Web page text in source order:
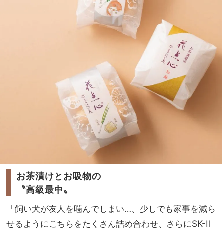
お茶漬けとお吸物の
〝高級最中〟
「飼い犬が友人を噛んでしまい…、少しでも家事を減ら
せるようにこちらをたくさん詰め合わせ、さらにSK-Ⅱ